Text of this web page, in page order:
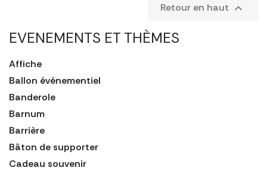
EVENEMENTS ET THÈMES
Affiche
Ballon événementiel
Banderole
Barnum
Barrière
Bâton de supporter
Cadeau souvenir
Retour en haut 